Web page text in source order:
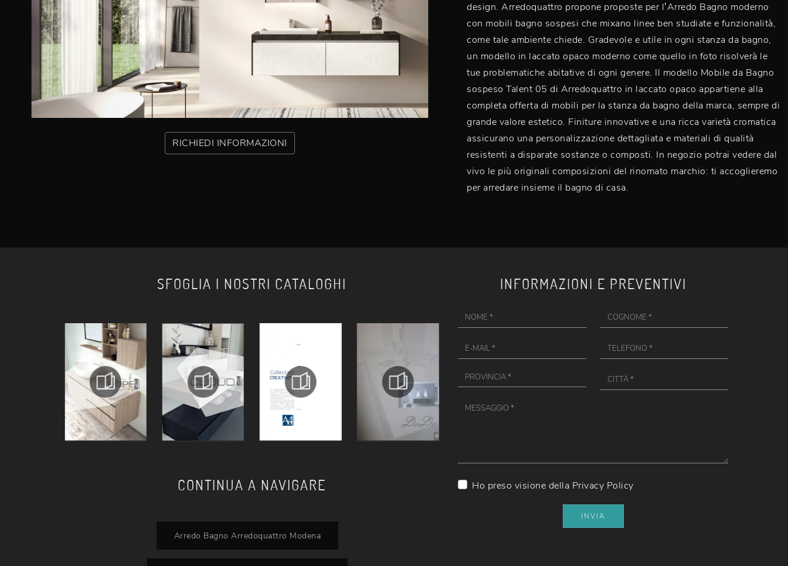
RICHIEDI INFORMAZIONI
design. Arredoquattro propone proposte per l’Arredo Bagno moderno
con mobili bagno sospesi che mixano linee ben studiate e funzionalità,
come tale ambiente chiede. Gradevole e utile in ogni stanza da bagno,
un modello in laccato opaco moderno come quello in foto risolverà le
tue problematiche abitative di ogni genere. Il modello Mobile da Bagno
sospeso Talent 05 di Arredoquattro in laccato opaco appartiene alla
completa offerta di mobili per la stanza da bagno della marca, sempre di
grande valore estetico. Finiture innovative e una ricca varietà cromatica
assicurano una personalizzazione dettagliata e materiali di qualità
resistenti a disparate sostanze o composti. In negozio potrai vedere dal
vivo le più originali composizioni del rinomato marchio: ti accoglieremo
per arredare insieme il bagno di casa.
SFOGLIA I NOSTRI CATALOGHI
CONTINUA A NAVIGARE
Arredo Bagno Arredoquattro Modena
INFORMAZIONI E PREVENTIVI
Ho preso visione della Privacy Policy
INVIA